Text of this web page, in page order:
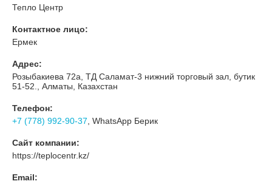
Тепло Центр
Контактное лицо:
Ермек
Адрес:
Розыбакиева 72а, ТД Саламат-3 нижний торговый зал, бутик
51-52., Алматы, Казахстан
Телефон:
+7 (778) 992-90-37 , WhatsApp Берик
Сайт компании:
https://teplocentr.kz/
Email: